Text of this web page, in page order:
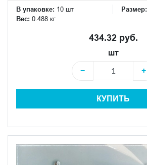
В упаковке: 10 шт Размер:
Вес: 0.488 кг
434.32 руб.
шт
−
+
КУПИТЬ